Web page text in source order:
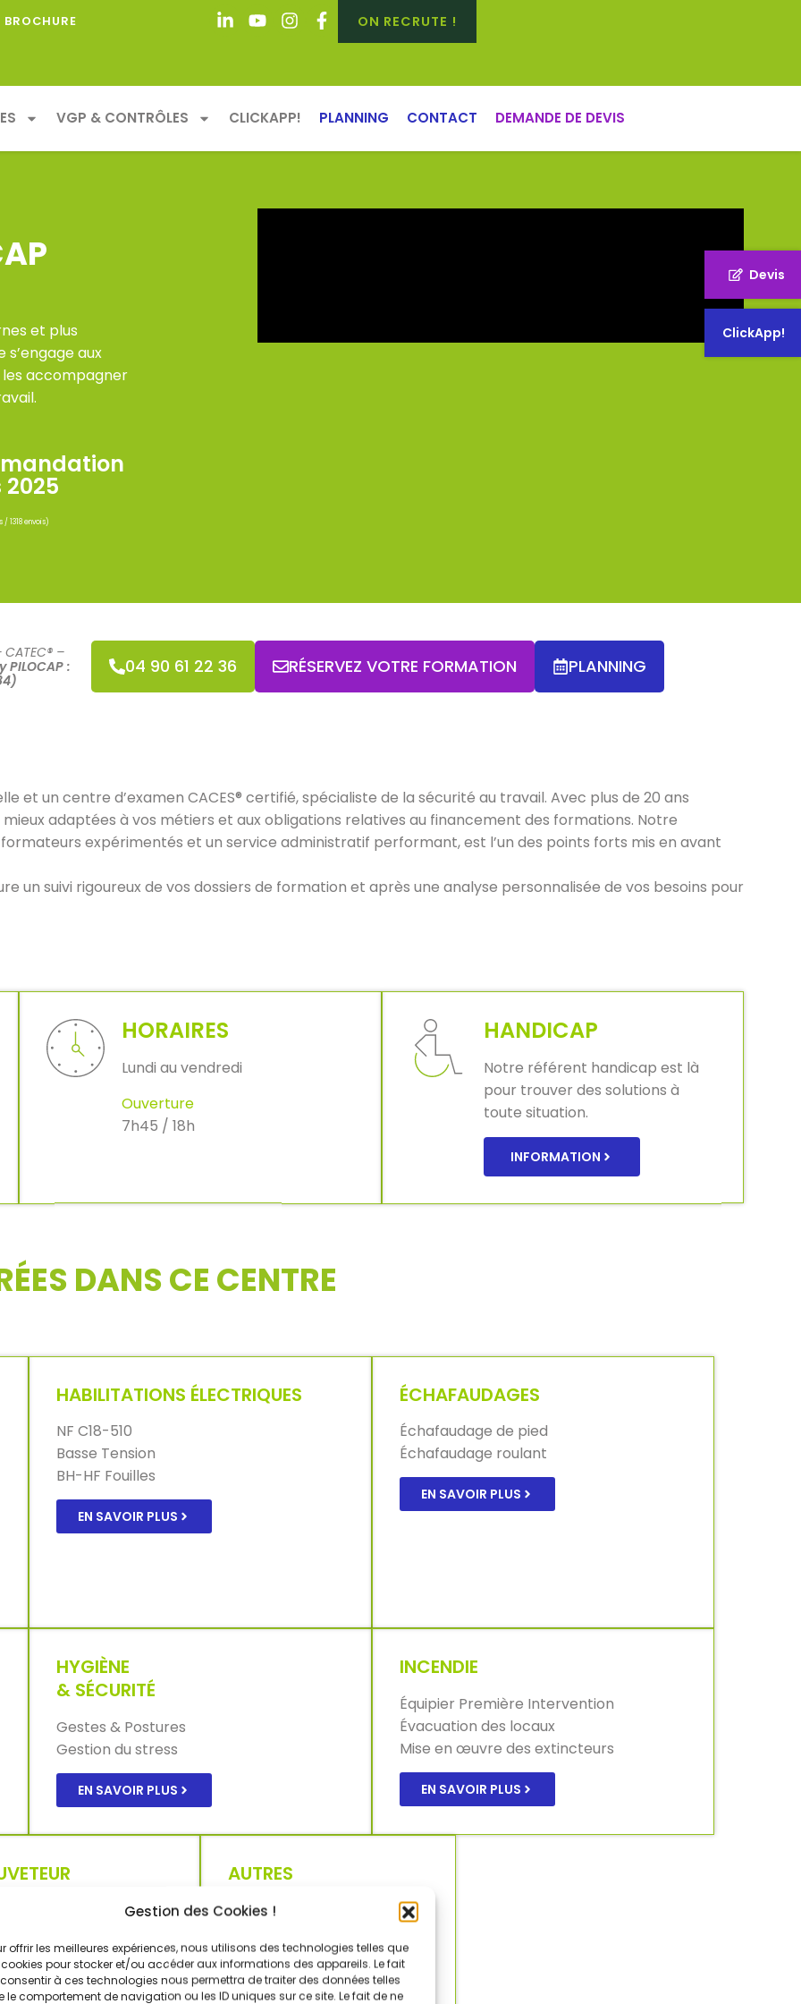
Gestion des Cookies !
offrir les meilleures expériences, nous utilisons des technologies telles que
pour stocker et/ou accéder aux informations des appareils. Le fait
à ces technologies nous permettra de traiter des données telles
le comportement de navigation ou les ID uniques sur ce site. Le fait de ne
BROCHURE ON RECRUTE !
VGP & CONTRÔLES CLICKAPP! PLANNING CONTACT DEMANDE DE DEVIS
Devis
ClickApp!
et plus
aux
accompagner
/ 1318 envois)
–
PILOCAP :
04 90 61 22 36 RÉSERVEZ VOTRE FORMATION PLANNING
et un centre d’examen CACES® certifié, spécialiste de la sécurité au travail. Avec plus de 20 ans
adaptées à vos métiers et aux obligations relatives au financement des formations. Notre
expérimentés et un service administratif performant, est l’un des points forts mis en avant
un suivi rigoureux de vos dossiers de formation et après une analyse personnalisée de vos besoins pour
HORAIRES
Lundi au vendredi
Ouverture
7h45 / 18h
HANDICAP
Notre référent handicap est là
pour trouver des solutions à
toute situation.
INFORMATION
DANS CE CENTRE
HABILITATIONS ÉLECTRIQUES
NF C18-510
Basse Tension
BH-HF Fouilles
EN SAVOIR PLUS
ÉCHAFAUDAGES
Échafaudage de pied
Échafaudage roulant
EN SAVOIR PLUS
HYGIÈNE
& SÉCURITÉ
Gestes & Postures
Gestion du stress
EN SAVOIR PLUS
INCENDIE
Équipier Première Intervention
Évacuation des locaux
Mise en œuvre des extincteurs
EN SAVOIR PLUS
SST
AUTRES
ATEX
SECUFER